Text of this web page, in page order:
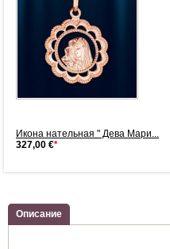
Икона нательная " Дева Мари...
327,00 €*
Описание